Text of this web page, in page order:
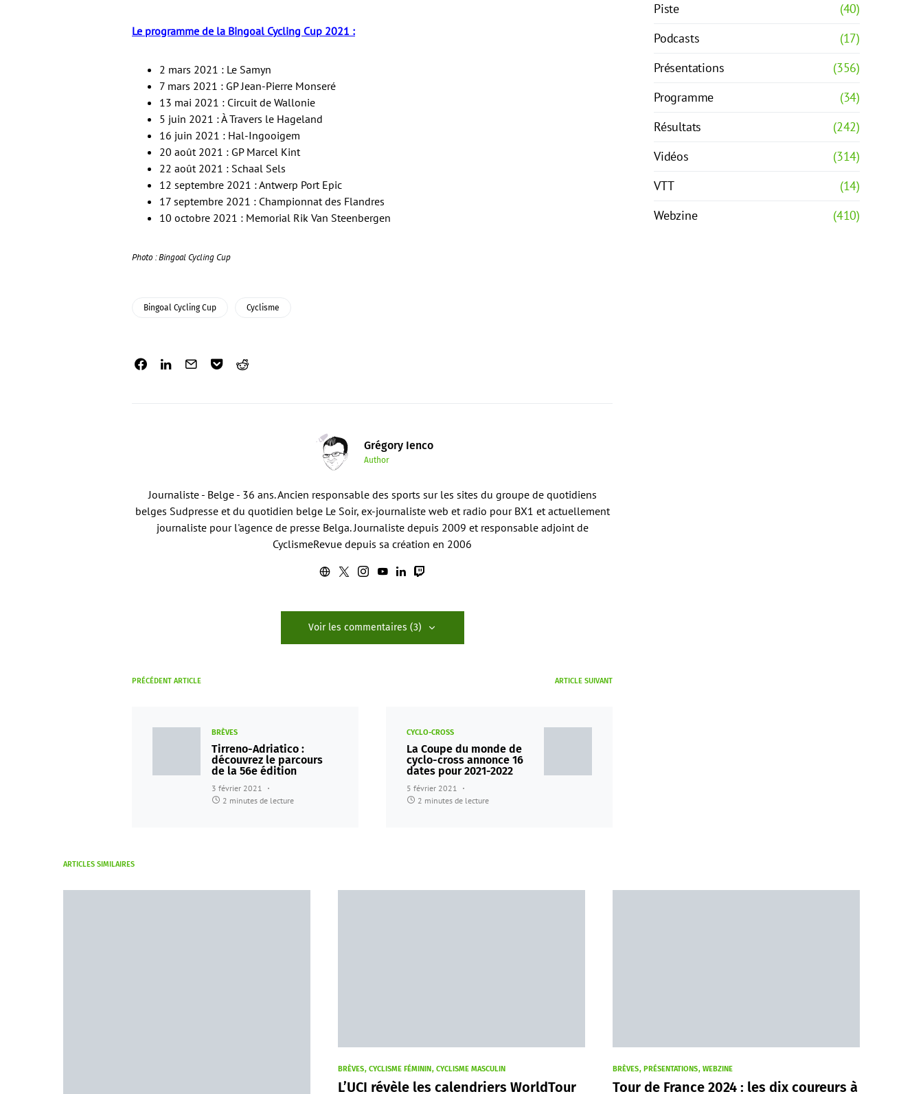
Le programme de la Bingoal Cycling Cup 2021 :
2 mars 2021 : Le Samyn
7 mars 2021 : GP Jean-Pierre Monseré
13 mai 2021 : Circuit de Wallonie
5 juin 2021 : À Travers le Hageland
16 juin 2021 : Hal-Ingooigem
20 août 2021 : GP Marcel Kint
22 août 2021 : Schaal Sels
12 septembre 2021 : Antwerp Port Epic
17 septembre 2021 : Championnat des Flandres
10 octobre 2021 : Memorial Rik Van Steenbergen
Photo : Bingoal Cycling Cup
Bingoal Cycling Cup Cyclisme
Grégory Ienco
Author
Journaliste - Belge - 36 ans. Ancien responsable des sports sur les sites du groupe de quotidiens
belges Sudpresse et du quotidien belge Le Soir, ex-journaliste web et radio pour BX1 et actuellement
journaliste pour l'agence de presse Belga. Journaliste depuis 2009 et responsable adjoint de
CyclismeRevue depuis sa création en 2006
Voir les commentaires (3)
PRÉCÉDENT ARTICLE
BRÈVES
Tirreno-Adriatico :
découvrez le parcours
de la 56e édition
3 février 2021
2 minutes de lecture
ARTICLE SUIVANT
CYCLO-CROSS
La Coupe du monde de
cyclo-cross annonce 16
dates pour 2021-2022
5 février 2021
2 minutes de lecture
Piste
(40)
Podcasts
(17)
Présentations
(356)
Programme
(34)
Résultats
(242)
Vidéos
(314)
VTT
(14)
Webzine
(410)
ARTICLES SIMILAIRES
BRÈVES CYCLISME FÉMININ CYCLISME MASCULIN
L’UCI révèle les calendriers WorldTour
BRÈVES PRÉSENTATIONS WEBZINE
Tour de France 2024 : les dix coureurs à